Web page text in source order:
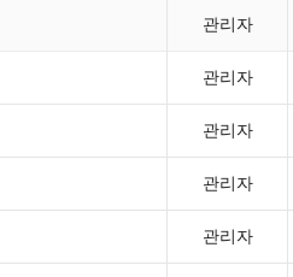
관리자
관리자
관리자
관리자
관리자